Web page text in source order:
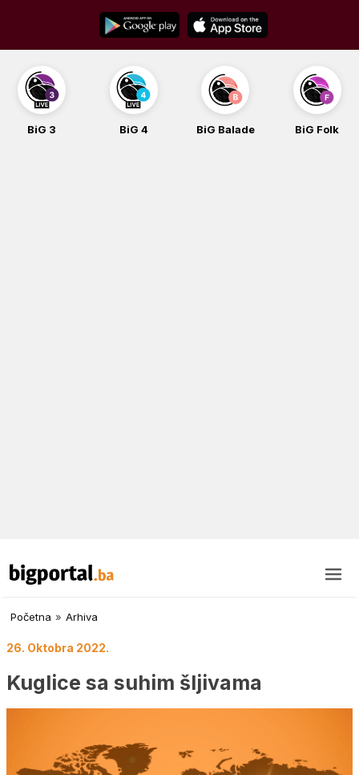
content
BiG 3 BiG 4 BiG Balade BiG Folk
Početna » Arhiva
26. Oktobra 2022.
Kuglice sa suhim šljivama